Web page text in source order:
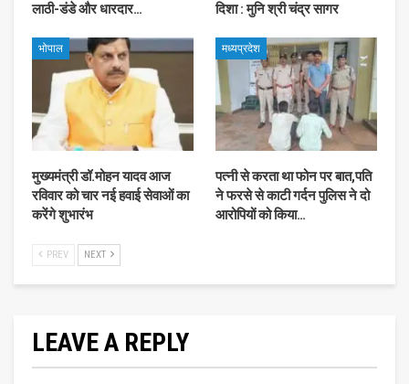
लाठी-डंडे और धारदार…
दिशा : मुनि श्री चंद्र सागर
भोपाल
मुख्यमंत्री डॉ.मोहन यादव आज
रविवार को चार नई हवाई सेवाओं का
करेंगे शुभारंभ
मध्यप्रदेश
पत्नी से करता था फोन पर बात,पति
ने फरसे से काटी गर्दन पुलिस ने दो
आरोपियों को किया…
PREV NEXT
LEAVE A REPLY